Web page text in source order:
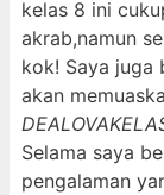
kelas 8 ini
akrab,namun
kok! Saya juga
akan
DEALOVA
Selama saya
pengalaman